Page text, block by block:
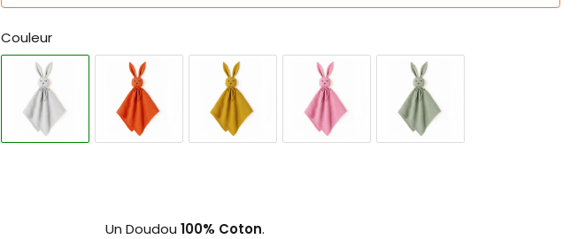
Couleur
Un Doudou 100% Coton.